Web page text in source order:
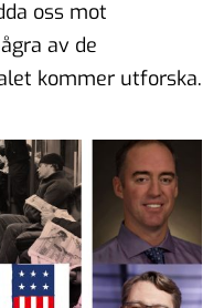
oss mot
av de
kommer utforska.